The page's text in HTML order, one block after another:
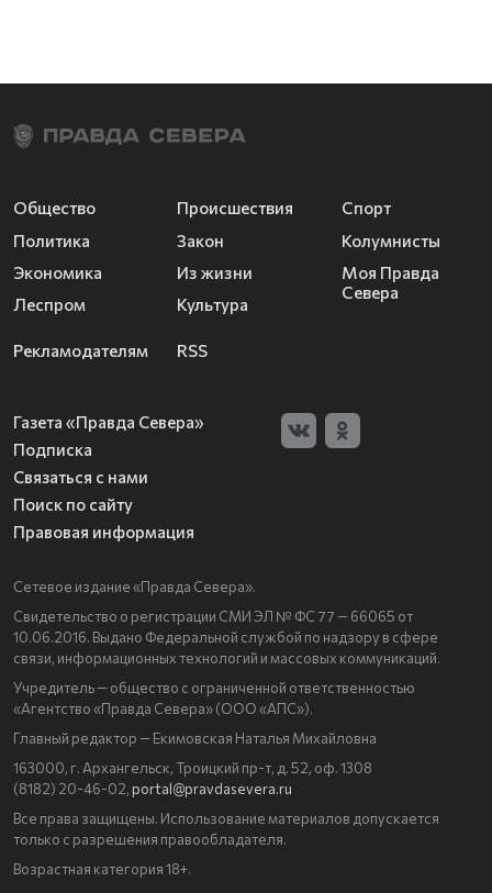
Общество
Политика
Экономика
Леспром
Происшествия
Закон
Из жизни
Культура
Спорт
Колумнисты
Моя Правда
Севера
Рекламодателям RSS
Газета «Правда Севера»
Подписка
Связаться с нами
Поиск по сайту
Правовая информация
Сетевое издание «Правда Севера».
Свидетельство о регистрации СМИ ЭЛ № ФС 77 — 66065 от
10.06.2016. Выдано Федеральной службой по надзору в сфере
связи, информационных технологий и массовых коммуникаций.
Учредитель — общество с ограниченной ответственностью
«Агентство «Правда Севера» (ООО «АПС»).
Главный редактор — Екимовская Наталья Михайловна
163000, г. Архангельск, Троицкий пр-т, д. 52, оф. 1308
(8182) 20-46-02, portal@pravdasevera.ru
Все права защищены. Использование материалов допускается
только с разрешения правообладателя.
Возрастная категория 18+.